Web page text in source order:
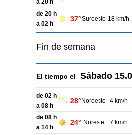
a 20 h
de 20 h
a 02 h
37°Suroeste 18 km/h
Fin de semana
El tiempo el Sábado
de 02 h
a 08 h
28° Noroeste 4 km/h
de 08 h
a 14 h
24° Noreste 7 km/h